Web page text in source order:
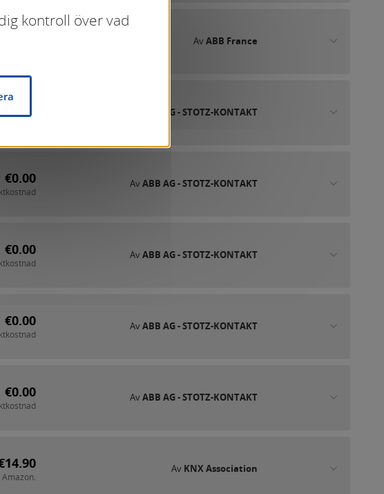
AvABB France
ABB AG - STOTZ-KONTAKT
€0.00 AvABB AG - STOTZ-KONTAKT
€0.00 AvABB AG - STOTZ-KONTAKT
€0.00 AvABB AG - STOTZ-KONTAKT
€0.00 AvABB AG - STOTZ-KONTAKT
Av KNX Association
kontroll över vad